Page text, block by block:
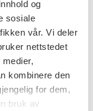
og
sosiale
vår. Vi deler
nettstedet
kombinere den
for dem,
bruk av